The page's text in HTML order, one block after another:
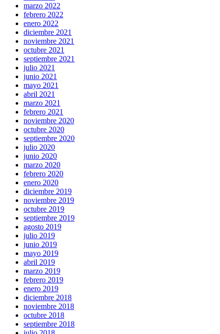
marzo 2022
febrero 2022
enero 2022
diciembre 2021
noviembre 2021
octubre 2021
septiembre 2021
julio 2021
junio 2021
mayo 2021
abril 2021
marzo 2021
febrero 2021
noviembre 2020
octubre 2020
septiembre 2020
julio 2020
junio 2020
marzo 2020
febrero 2020
enero 2020
diciembre 2019
noviembre 2019
octubre 2019
septiembre 2019
agosto 2019
julio 2019
junio 2019
mayo 2019
abril 2019
marzo 2019
febrero 2019
enero 2019
diciembre 2018
noviembre 2018
octubre 2018
septiembre 2018